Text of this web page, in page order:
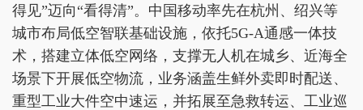
得见”迈向“看得清”。中国移动率先在杭州、绍兴等
城市布局低空智联基础设施，依托5G-A通感一体技
术，搭建立体低空网络，支撑无人机在城乡、近海全
场景下开展低空物流，业务涵盖生鲜外卖即时配送、
重型工业大件空中速运，并拓展至急救转运、工业巡